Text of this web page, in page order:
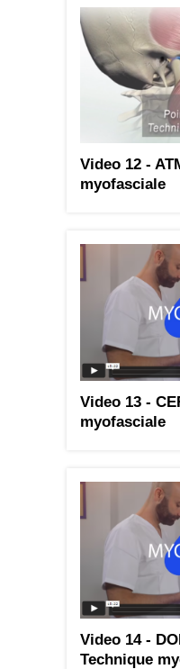
Video 12 -
myofasciale
Video 13 -
myofasciale
Video 14 -
Technique